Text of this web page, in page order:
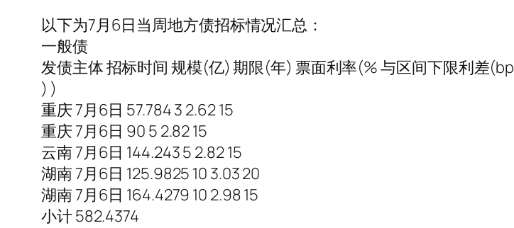
以下为7月6日当周地方债招标情况汇总：
一般债
发债主体 招标时间 规模(亿) 期限(年) 票面利率(% 与区间下限利差(bp
) )
重庆 7月6日 57.784 3 2.62 15
重庆 7月6日 90 5 2.82 15
云南 7月6日 144.243 5 2.82 15
湖南 7月6日 125.9825 10 3.03 20
湖南 7月6日 164.4279 10 2.98 15
小计 582.4374